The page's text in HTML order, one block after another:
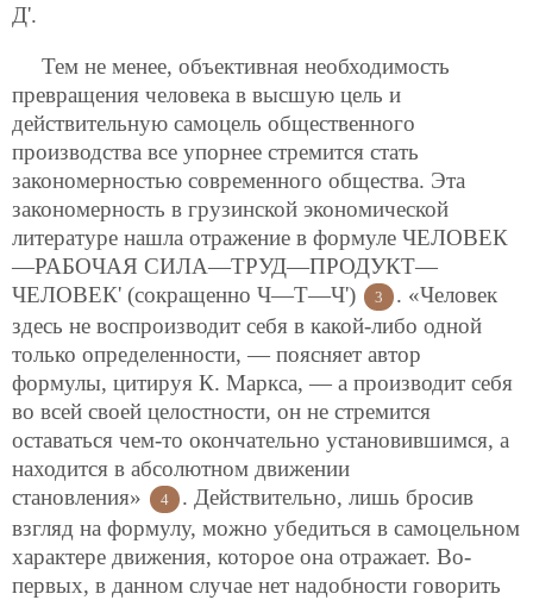
Д'.
Тем не менее, объективная необходимость
превращения человека в высшую цель и
действительную самоцель общественного
производства все упорнее стремится стать
закономерностью современного общества. Эта
закономерность в грузинской экономической
литературе нашла отражение в формуле ЧЕЛОВЕК
—РАБОЧАЯ СИЛА—ТРУД—ПРОДУКТ—
ЧЕЛОВЕК' (сокращенно Ч—Т—Ч')
3
. «Человек
здесь не воспроизводит себя в какой-либо одной
только определенности, — поясняет автор
формулы, цитируя К. Маркса, — а производит себя
во всей своей целостности, он не стремится
оставаться чем-то окончательно установившимся, а
находится в абсолютном движении
становления»
4
. Действительно, лишь бросив
взгляд на формулу, можно убедиться в самоцельном
характере движения, которое она отражает. Во-
первых, в данном случае нет надобности говорить